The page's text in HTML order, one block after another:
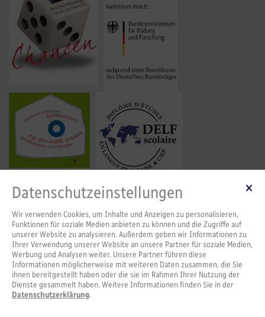
Datenschutzeinstellungen
Wir verwenden Cookies, um Inhalte und Anzeigen zu personalisieren,
Funktionen für soziale Medien anbieten zu können und die Zugriffe auf
unserer Website zu analysieren. Außerdem geben wir Informationen zu
Ihrer Verwendung unserer Website an unsere Partner für soziale Medien,
Werbung und Analysen weiter. Unsere Partner führen diese
Informationen möglicherweise mit weiteren Daten zusammen, die Sie
ihnen bereitgestellt haben oder die sie im Rahmen Ihrer Nutzung der
Dienste gesammelt haben. Weitere Informationen finden Sie in der
Datenschutzerklärung.